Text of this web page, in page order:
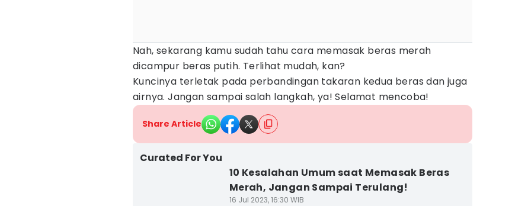
Nah, sekarang kamu sudah tahu cara memasak beras merah
dicampur beras putih. Terlihat mudah, kan?
Kuncinya terletak pada perbandingan takaran kedua beras dan juga
airnya. Jangan sampai salah langkah, ya! Selamat mencoba!
Share Article
Curated For You
10 Kesalahan Umum saat Memasak Beras
Merah, Jangan Sampai Terulang!
16 Jul 2023, 16:30 WIB